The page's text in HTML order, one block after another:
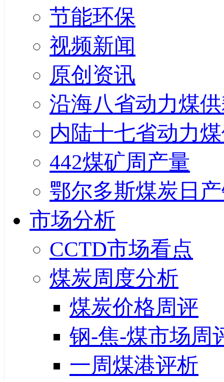
节能环保
视频新闻
原创资讯
沿海八省动力煤
内陆十七省动力
442煤矿周产量
鄂尔多斯煤炭日
市场分析
CCTD市场看点
煤炭周度分析
煤炭价格周评
钢-焦-煤市场周
一周煤港评析